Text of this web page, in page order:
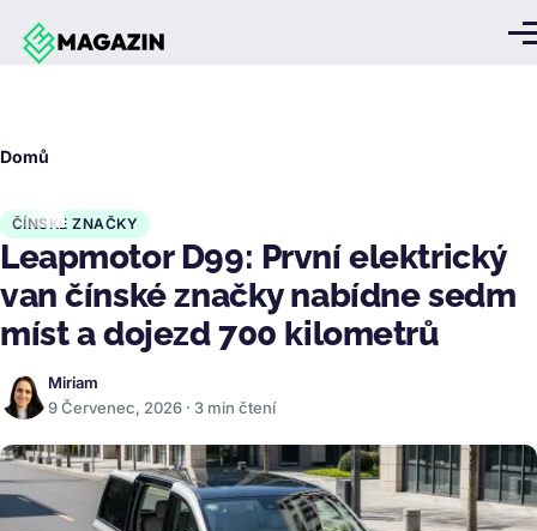
Přejít k hlavnímu obsahu
Domů
ČÍNSKÉ ZNAČKY
Leapmotor D99: První elektrický
van čínské značky nabídne sedm
míst a dojezd 700 kilometrů
Miriam
9 Červenec, 2026 · 3 min čtení